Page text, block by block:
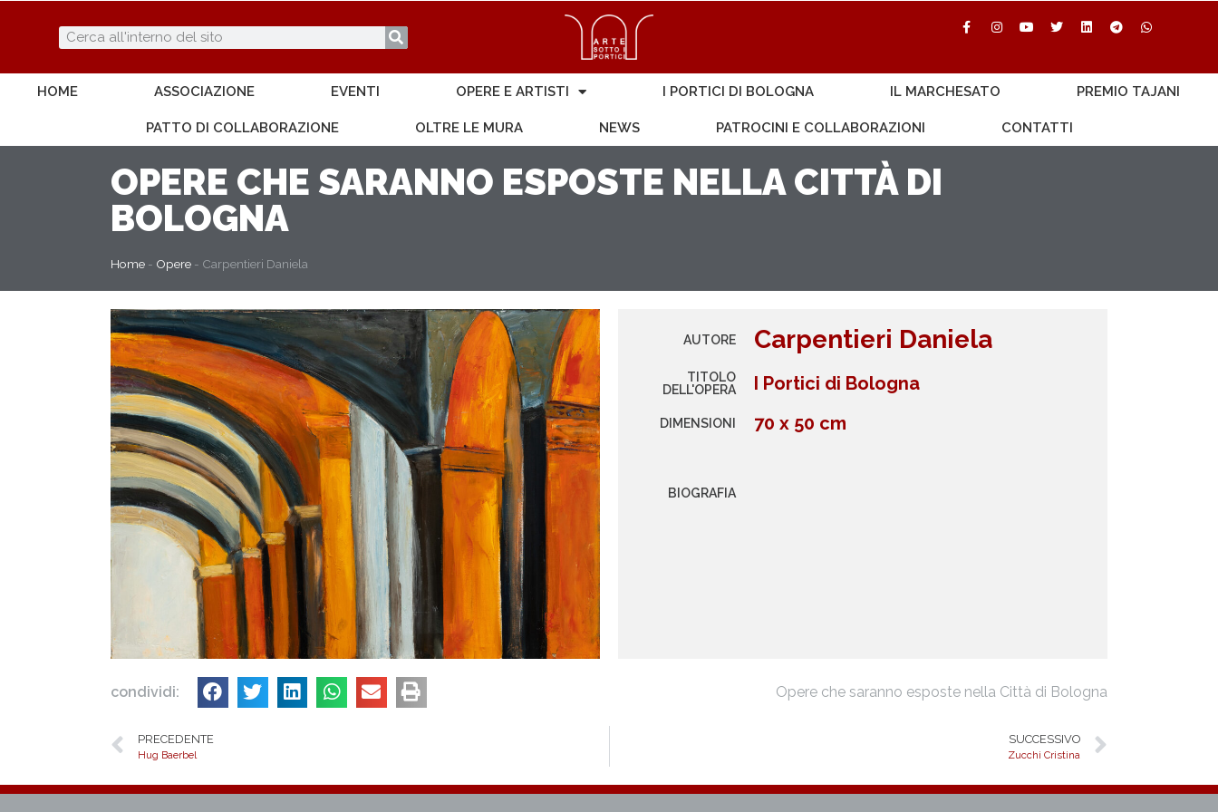
HOME ASSOCIAZIONE EVENTI OPERE E ARTISTI I PORTICI DI BOLOGNA IL MARCHESATO PREMIO TAJANI
PATTO DI COLLABORAZIONE OLTRE LE MURA NEWS PATROCINI E COLLABORAZIONI CONTATTI
OPERE CHE SARANNO ESPOSTE NELLA CITTÀ DI
BOLOGNA
Home - Opere - Carpentieri Daniela
AUTORE Carpentieri Daniela
TITOLO
DELL'OPERA
I Portici di Bologna
DIMENSIONI 70 x 50 cm
BIOGRAFIA
condividi: Opere che saranno esposte nella Città di Bologna
PRECEDENTE
Hug Baerbel
SUCCESSIVO
Zucchi Cristina